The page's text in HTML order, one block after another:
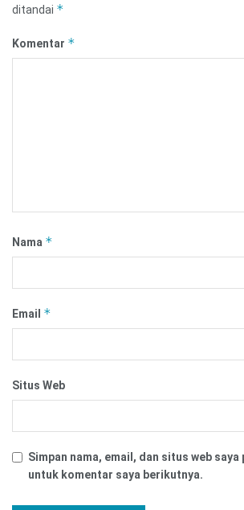
ditandai *
Komentar *
Nama *
Email *
Situs Web
Simpan nama, email, dan situs web saya
untuk komentar saya berikutnya.